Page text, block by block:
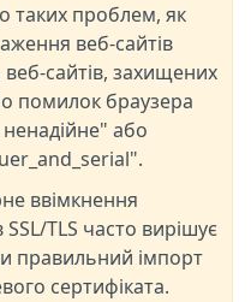
таких проблем, як
веб-сайтів
веб-сайтів, захищених
помилок браузера
або
ввімкнення
SSL/TLS часто вирішує
правильний імпорт
сертифіката.